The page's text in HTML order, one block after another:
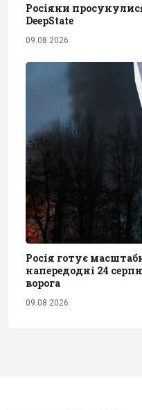
Росіяни
DeepState
09.08.2026
Росія готує
напередодні 24
ворога
09.08.2026